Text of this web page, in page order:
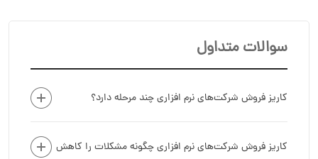
سوالات متداول
کاریز فروش شرکت‌های نرم افزاری چند مرحله دارد؟
کاریز فروش شرکت‌های نرم افزاری چگونه مشکلات را کاهش